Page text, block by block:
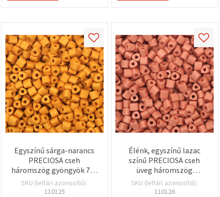
Egyszínű sárga-narancs
PRECIOSA cseh
háromszög gyöngyök 7x6
mm, háromszög furat: 2
mm – feltűnő
SKU (leltári azonosító):
110125
Élénk, egyszínű lazac
színű PRECIOSA cseh
üveg háromszög
gyöngyök 7x6 mm,
háromszög alakú furat: 2
SKU (leltári azonosító):
110126